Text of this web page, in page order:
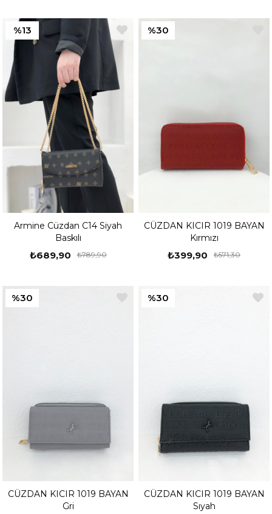
Armine Cüzdan C14 Siyah
Baskılı
₺689,90 ₺789,90
%13
CÜZDAN KICIR 1019 BAYAN
Kırmızı
₺399,90 ₺571,30
%30
CÜZDAN KICIR 1019 BAYAN
Gri
%30
CÜZDAN KICIR 1019 BAYAN
Sıyah
%30